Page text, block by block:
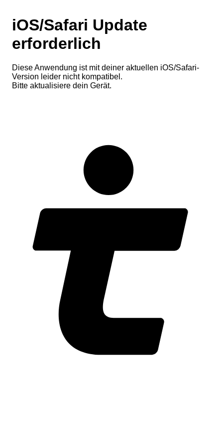
iOS/Safari Update
erforderlich
Diese Anwendung ist mit deiner aktuellen iOS/Safari-
Version leider nicht kompatibel.
Bitte aktualisiere dein Gerät.